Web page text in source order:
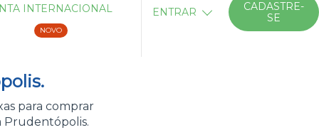
INTERNACIONAL
NOVO
ENTRAR
CADASTRE-
SE
para comprar
Prudentópolis.